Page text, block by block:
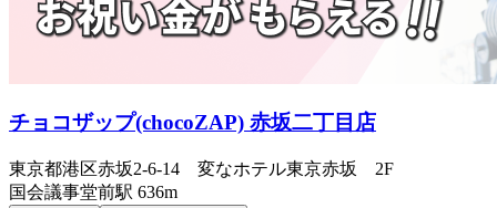
チョコザップ(chocoZAP) 赤坂二丁目店
東京都港区赤坂2-6-14 変なホテル東京赤坂 2F
国会議事堂前駅 636m